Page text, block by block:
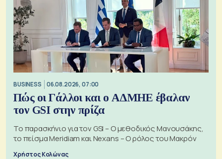
BUSINESS 06.08.2026, 07:00
Πώς οι Γάλλοι και ο ΑΔΜΗΕ έβαλαν
τον GSI στην πρίζα
Το παρασκήνιο για τον GSI – Ο μεθοδικός Μανουσάκης,
το πείσμα Meridiam και Nexans – Ο ρόλος του Μακρόν
Χρήστος Κολώνας